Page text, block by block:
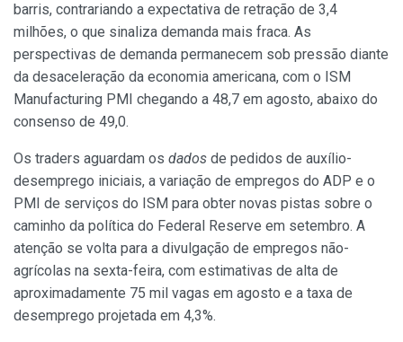
barris, contrariando a expectativa de retração de 3,4
milhões, o que sinaliza demanda mais fraca. As
perspectivas de demanda permanecem sob pressão diante
da desaceleração da economia americana, com o ISM
Manufacturing PMI chegando a 48,7 em agosto, abaixo do
consenso de 49,0.
Os traders aguardam os dados de pedidos de auxílio-
desemprego iniciais, a variação de empregos do ADP e o
PMI de serviços do ISM para obter novas pistas sobre o
caminho da política do Federal Reserve em setembro. A
atenção se volta para a divulgação de empregos não-
agrícolas na sexta-feira, com estimativas de alta de
aproximadamente 75 mil vagas em agosto e a taxa de
desemprego projetada em 4,3%.